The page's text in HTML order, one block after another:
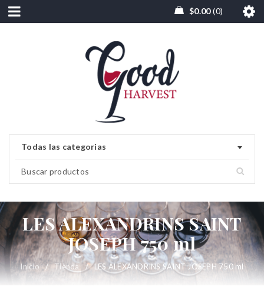
$0.00 0
Todas las categorias
LES ALEXANDRINS SAINT
JOSEPH 750 ml
Inicio / Tienda / LES ALEXANDRINS SAINT JOSEPH 750 ml